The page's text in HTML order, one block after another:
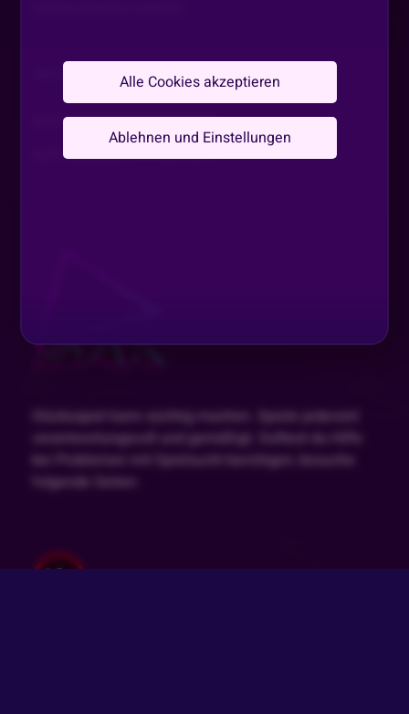
SLOT AKADEMIE AWARDS 2024
SLOT AKADEMIE AWARDS 2025
Glücksspiel kann süchtig machen. Spiele jederzeit
verantwortungsvoll und gemäßigt. Solltest du Hilfe
bei Problemen mit Spielsucht benötigen, besuche
folgende Seiten:
Alle Cookies akzeptieren
Ablehnen und Einstellungen